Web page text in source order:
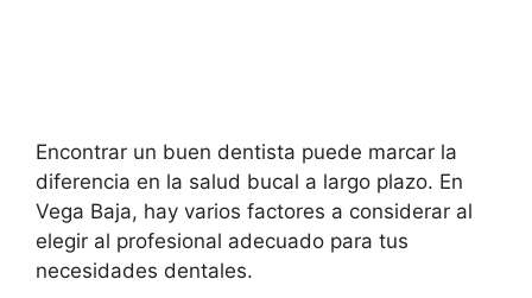
Encontrar un buen dentista puede marcar la
diferencia en la salud bucal a largo plazo. En
Vega Baja, hay varios factores a considerar al
elegir al profesional adecuado para tus
necesidades dentales.